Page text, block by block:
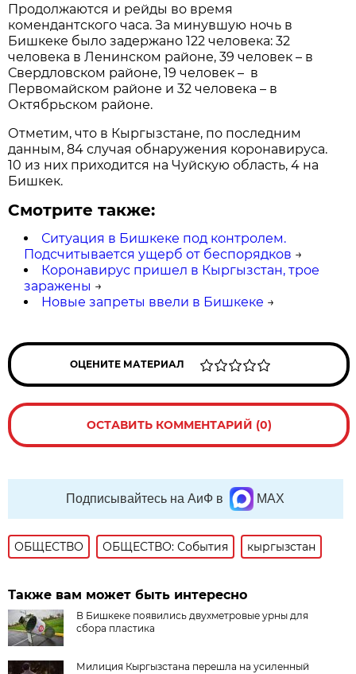
Продолжаются и рейды во время
комендантского часа. За минувшую ночь в
Бишкеке было задержано 122 человека: 32
человека в Ленинском районе, 39 человек – в
Свердловском районе, 19 человек – в
Первомайском районе и 32 человека – в
Октябрьском районе.
Отметим, что в Кыргызстане, по последним
данным, 84 случая обнаружения коронавируса.
10 из них приходится на Чуйскую область, 4 на
Бишкек.
Смотрите также:
Ситуация в Бишкеке под контролем.
Подсчитывается ущерб от беспорядков →
Коронавирус пришел в Кыргызстан, трое
заражены →
Новые запреты ввели в Бишкеке →
ОЦЕНИТЕ МАТЕРИАЛ
ОСТАВИТЬ КОММЕНТАРИЙ (0)
Подписывайтесь на АиФ в MAX
ОБЩЕСТВО ОБЩЕСТВО: События кыргызстан
Также вам может быть интересно
В Бишкеке появились двухметровые урны для
сбора пластика
Милиция Кыргызстана перешла на усиленный